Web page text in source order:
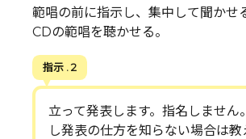
範唱の前に指示し、集中して聞かせ
CDの範唱を聴かせる。
指示 . 2
立って発表します。指名しません
し発表の仕方を知らない場合は教